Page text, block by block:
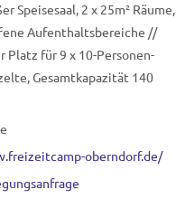
Speisesaal, 2 x 25m² Räume,
Aufenthaltsbereiche //
Platz für 9 x 10-Personen-
Gesamtkapazität 140
oberndorf.de/